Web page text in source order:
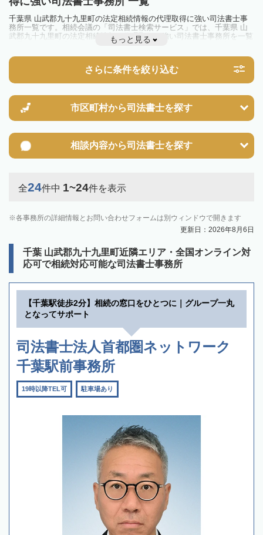
千葉県 山武郡九十九里町の法定相続情報の代理取得に強い司法書士事
務所一覧です。相続会議の「司法書士検索サービス」では、千葉県 山
武郡九十九里町の法定相続情報の代理取得に強い司法書士事務所を一覧
で見ることが出来ます。相続のトラブルやお悩みを抱えている方は一度
もっと見る
さらに条件を絞り込む
市区町村から司法書士を探す
相談内容から司法書士を探す
全24件中 1~24件を表示
各事務所の詳細情報とお問い合わせフォームは別ウィンドウで開きます
更新日：2026年8月6日
千葉 山武郡九十九里町近隣エリア・全国オンライン対
応可で相続対応可能な司法書士事務所
【千葉駅徒歩2分】相続の窓口をひとつに｜グループ一丸
となってサポート
司法書士法人首都圏ネットワーク
千葉駅前事務所
19時以降TEL可 駐車場あり